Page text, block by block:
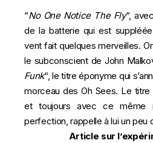
“No One Notice The Fly“,
de la batterie qui est
vent fait quelques merveilles.
le subconscient de John
Funk“, le titre éponyme qui
morceau des Oh Sees. Le titre
et toujours avec ce même
perfection, rappelle à lui un peu
Article sur